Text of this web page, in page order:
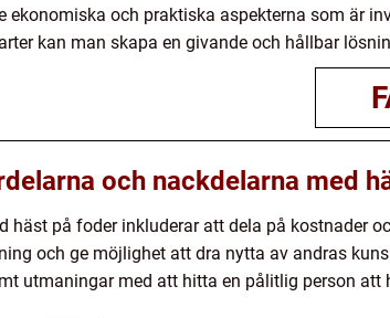
ekonomiska och praktiska aspekterna som är
kan man skapa en givande och hållbar
och nackdelarna med
häst på foder inkluderar att dela på kostnader
och ge möjlighet att dra nytta av andras
utmaningar med att hitta en pålitlig person att